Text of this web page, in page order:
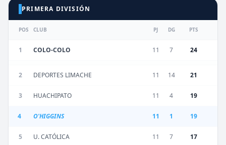
PRIMERA DIVISIÓN
POS CLUB PJ DG PTS
1 COLO-COLO 11 7 24
2 DEPORTES LIMACHE 11 14 21
3 HUACHIPATO 11 4 19
4 O'HIGGINS 11 1 19
5 U. CATÓLICA 11 7 17